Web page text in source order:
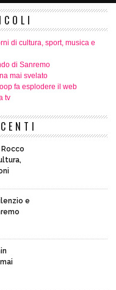
di cultura, sport, musica e
di Sanremo
mai svelato
fa esplodere il web
tv
e